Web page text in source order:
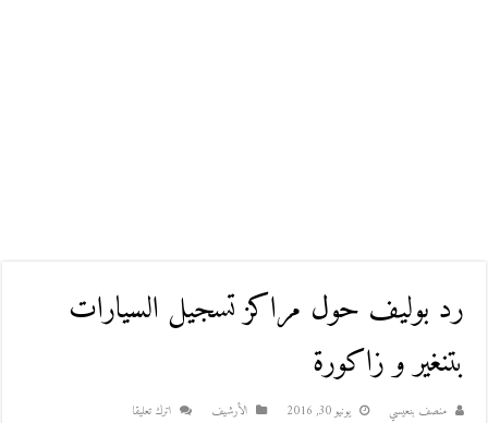
رد بوليف حول مراكز تسجيل السيارات
بتنغير و زاكورة
منصف بنعيسي يونيو 30, 2016 اﻷرشيف اترك تعليقا